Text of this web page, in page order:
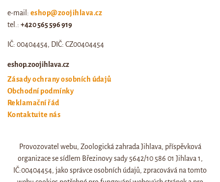
e-mail: eshop@zoojihlava.cz
tel.: +420 565 596 919
IČ: 00404454, DIČ: CZ00404454
eshop.zoojihlava.cz
Zásady ochrany osobních údajů
Obchodní podmínky
Reklamační řád
Kontaktujte nás
Web zoo jihlava
Otevírací doba a ceník
Provozovatel webu, Zoologická zahrada Jihlava, příspěvková
organizace se sídlem Březinovy sady 5642/10 586 01 Jihlava 1,
IČ:00404454, jako správce osobních údajů, zpracovává na tomto